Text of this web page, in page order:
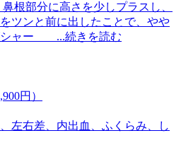
根部分に高さを少しプラスし、
ツンと前に出したことで、やや
シャー ...続きを読む
円）
左右差、内出血、ふくらみ、し